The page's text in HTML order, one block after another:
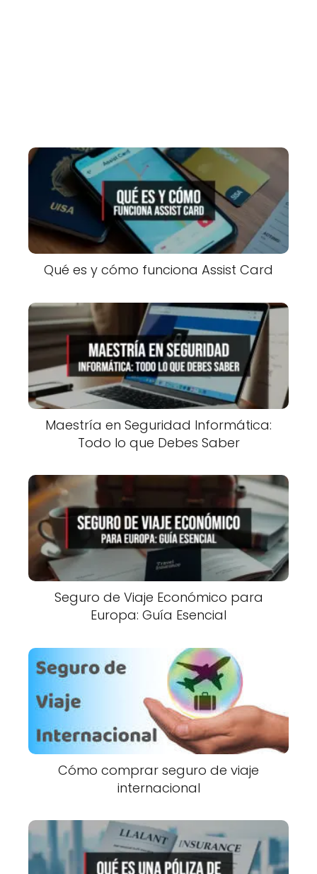
Qué es y cómo funciona Assist Card
Maestría en Seguridad Informática:
Todo lo que Debes Saber
Seguro de Viaje Económico para
Europa: Guía Esencial
Cómo comprar seguro de viaje
internacional